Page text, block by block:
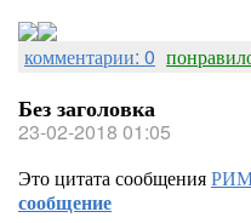
комментарии: 0
Без заголовка
23-02-2018 01:05
Это цитата сообщения
сообщение